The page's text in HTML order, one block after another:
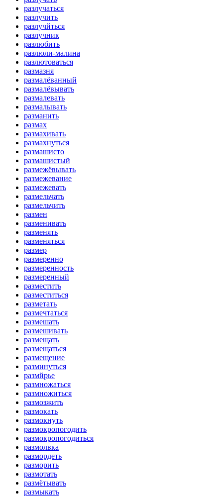
разлучаться
разлучить
разлучйться
разлучник
разлюбить
разлюли-малина
разлютоваться
размазня
размалёванный
размалёвывать
размалевать
размалывать
разманить
размах
размахивать
размахнуться
размашисто
размашистый
размежёвывать
размежевание
размежевать
размельчать
размельчить
размен
разменивать
разменять
разменяться
размер
размеренно
размеренность
размеренный
разместить
разместиться
разметать
размечтаться
размешать
размешивать
размещать
размещаться
размещение
разминуться
размйрье
размножаться
размножиться
размозжить
размокать
размокнуть
размокропогодить
размокропогодиться
размолвка
размордеть
разморить
размотать
размётывать
размыкать